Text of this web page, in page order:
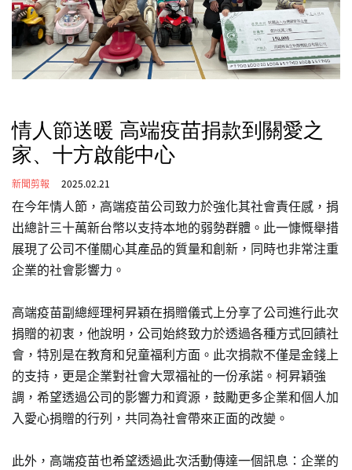
情人節送暖 高端疫苗捐款到關愛之
家、十方啟能中心
新聞剪報 2025.02.21
在今年情人節，高端疫苗公司致力於強化其社會責任感，捐
出總計三十萬新台幣以支持本地的弱勢群體。此一慷慨舉措
展現了公司不僅關心其產品的質量和創新，同時也非常注重
企業的社會影響力。
高端疫苗副總經理柯昇穎在捐贈儀式上分享了公司進行此次
捐贈的初衷，他說明，公司始終致力於透過各種方式回饋社
會，特別是在教育和兒童福利方面。此次捐款不僅是金錢上
的支持，更是企業對社會大眾福祉的一份承諾。柯昇穎強
調，希望透過公司的影響力和資源，鼓勵更多企業和個人加
入愛心捐贈的行列，共同為社會帶來正面的改變。
此外，高端疫苗也希望透過此次活動傳達一個訊息：企業的